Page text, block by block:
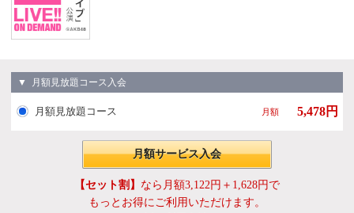
▼ 月額見放題コース入会
月額見放題コース 月額 5,478円
月額サービス入会
【セット割】 なら月額3,122円＋1,628円で
もっとお得にご利用いただけます。